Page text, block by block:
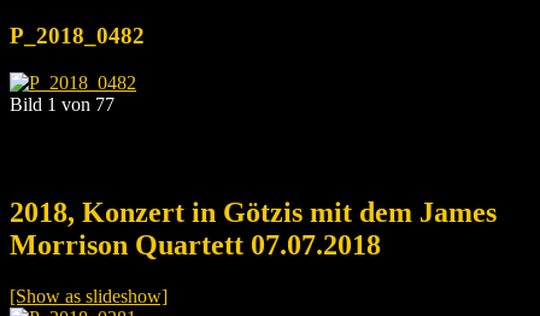
P_2018_0482
Bild 1 von 77
2018, Konzert in Götzis mit dem James
Morrison Quartett 07.07.2018
[Show as slideshow]